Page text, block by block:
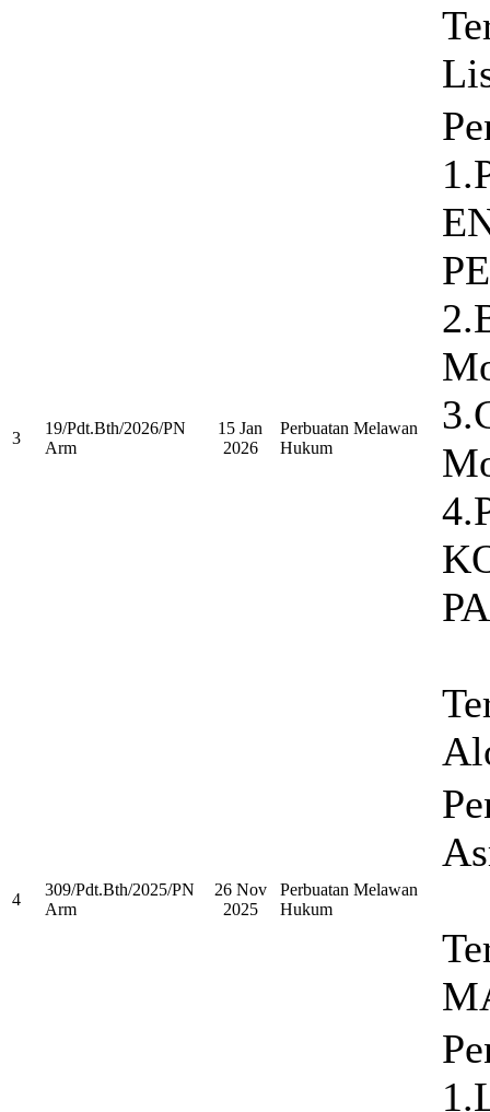
3
19/Pdt.Bth/2026/PN
Arm
15 Jan
2026
Perbuatan Melawan
Hukum
4
309/Pdt.Bth/2025/PN
Arm
26 Nov
2025
Perbuatan Melawan
Hukum